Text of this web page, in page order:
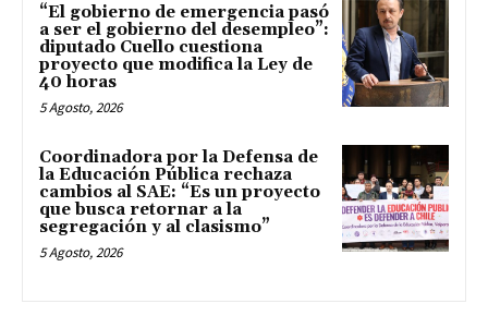
“El gobierno de emergencia pasó
a ser el gobierno del desempleo”:
diputado Cuello cuestiona
proyecto que modifica la Ley de
40 horas
5 Agosto, 2026
Coordinadora por la Defensa de
la Educación Pública rechaza
cambios al SAE: “Es un proyecto
que busca retornar a la
segregación y al clasismo”
5 Agosto, 2026